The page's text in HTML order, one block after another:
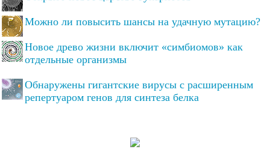
Можно ли повысить шансы на удачную мутацию?
Новое древо жизни включит «симбиомов» как
отдельные организмы
Обнаружены гигантские вирусы с расширенным
репертуаром генов для синтеза белка